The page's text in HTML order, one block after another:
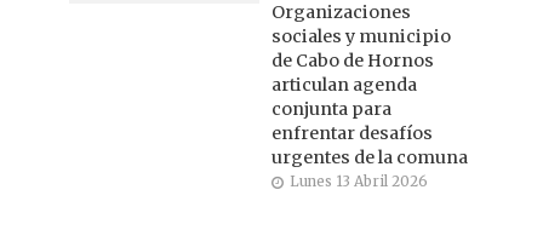
Organizaciones
sociales y municipio
de Cabo de Hornos
articulan agenda
conjunta para
enfrentar desafíos
urgentes de la comuna
Lunes 13 Abril 2026